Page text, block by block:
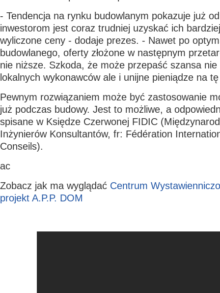
- Tendencja na rynku budowlanym pokazuje już
inwestorom jest coraz trudniej uzyskać ich
wyliczone ceny - dodaje prezes. - Nawet po
budowlanego, oferty złożone w następnym
nie niższe. Szkoda, że może przepaść szansa
lokalnych wykonawców ale i unijne pieniądze na
Pewnym rozwiązaniem może być zastosowanie
już podczas budowy. Jest to możliwe, a
spisane w Księdze Czerwonej FIDIC
Inżynierów Konsultantów, fr: Fédération
Conseils).
ac
Zobacz jak ma wyglądać Centrum
projekt A.P.P. DOM